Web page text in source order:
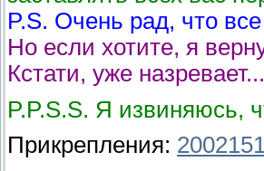
P.S. Очень рад, что
Но если хотите, я
Кстати, уже
P.P.S.S. Я извиняюсь,
Прикрепления: